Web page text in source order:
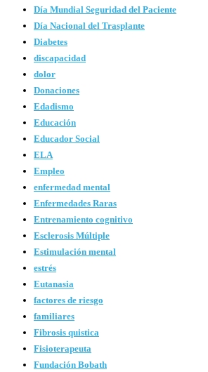
Día Mundial Seguridad del Paciente
Día Nacional del Trasplante
Diabetes
discapacidad
dolor
Donaciones
Edadismo
Educación
Educador Social
ELA
Empleo
enfermedad mental
Enfermedades Raras
Entrenamiento cognitivo
Esclerosis Múltiple
Estimulación mental
estrés
Eutanasia
factores de riesgo
familiares
Fibrosis quistica
Fisioterapeuta
Fundación Bobath